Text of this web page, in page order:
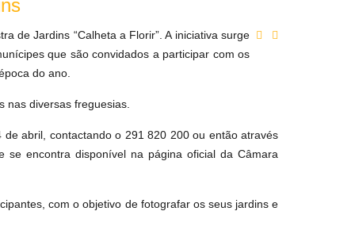
de Jardins “Calheta a Florir”. A iniciativa surge
que são convidados a participar com os
do ano.
nas diversas freguesias.
abril, contactando o 291 820 200 ou então através
se encontra disponível na página oficial da Câmara
com o objetivo de fotografar os seus jardins e